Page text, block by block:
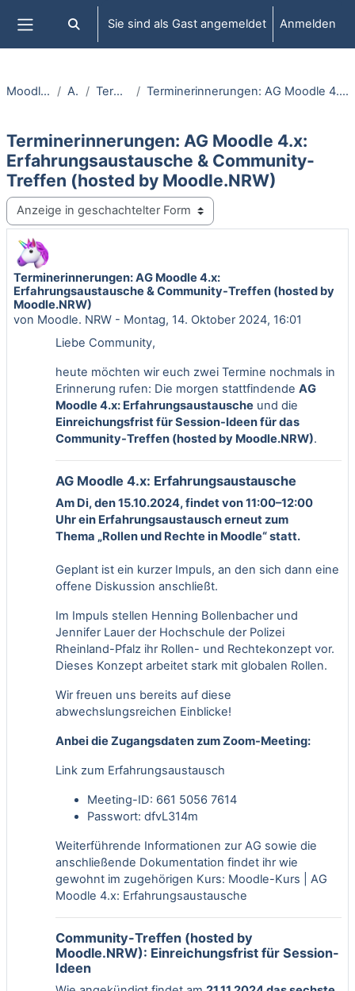
Website-Übersicht
Sucheingabe umschalten
Sie sind als Gast angemeldet Anmelden
Moodle.NRW informiert Aktuelles Terminhinweise & Co Terminerinnerungen: AG Moodle 4.x: Erfahrungsaustausche & Community-Treffen (hosted by Moodle.NRW)
Terminerinnerungen: AG Moodle 4.x:
Erfahrungsaustausche & Community-
Treffen (hosted by Moodle.NRW)
Anzeigemodus
Terminerinnerungen: AG Moodle 4.x:
Erfahrungsaustausche & Community-Treffen (hosted by
Moodle.NRW)
von Moodle. NRW - Montag, 14. Oktober 2024, 16:01
Anzahl Antworten: 0
Liebe Community,
heute möchten wir euch zwei Termine nochmals in
Erinnerung rufen: Die morgen stattfindende AG
Moodle 4.x: Erfahrungsaustausche und die
Einreichungsfrist für Session-Ideen für das
Community-Treffen (hosted by Moodle.NRW).
AG Moodle 4.x: Erfahrungsaustausche
Am Di, den 15.10.2024, findet von 11:00–12:00
Uhr ein Erfahrungsaustausch erneut zum
Thema „Rollen und Rechte in Moodle“ statt.
Geplant ist ein kurzer Impuls, an den sich dann eine
offene Diskussion anschließt.
Im Impuls stellen Henning Bollenbacher und
Jennifer Lauer der Hochschule der Polizei
Rheinland-Pfalz ihr Rollen- und Rechtekonzept vor.
Dieses Konzept arbeitet stark mit globalen Rollen.
Wir freuen uns bereits auf diese
abwechslungsreichen Einblicke!
Anbei die Zugangsdaten zum Zoom-Meeting:
Link zum Erfahrungsaustausch
Meeting-ID: 661 5056 7614
Passwort: dfvL314m
Weiterführende Informationen zur AG sowie die
anschließende Dokumentation findet ihr wie
gewohnt im zugehörigen Kurs: Moodle-Kurs | AG
Moodle 4.x: Erfahrungsaustausche
Community-Treffen (hosted by
Moodle.NRW): Einreichungsfrist für Session-
Ideen